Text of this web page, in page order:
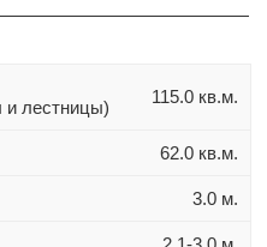
и лестницы)
115.0 кв.м.
62.0 кв.м.
3.0 м.